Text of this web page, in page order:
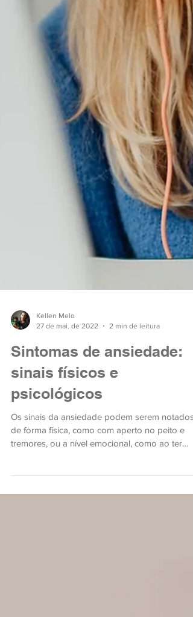
Kellen Melo
27 de mai. de 2022
Sintomas de ansiedade:
sinais físicos e
psicológicos
inseguran